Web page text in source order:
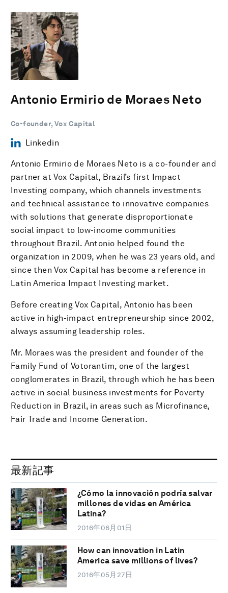
Antonio Ermirio de Moraes Neto
Co-founder, Vox Capital
Linkedin
Antonio Ermirio de Moraes Neto is a co-founder and
partner at Vox Capital, Brazil’s first Impact
Investing company, which channels investments
and technical assistance to innovative companies
with solutions that generate disproportionate
social impact to low-income communities
throughout Brazil. Antonio helped found the
organization in 2009, when he was 23 years old, and
since then Vox Capital has become a reference in
Latin America Impact Investing market.
Before creating Vox Capital, Antonio has been
active in high-impact entrepreneurship since 2002,
always assuming leadership roles.
Mr. Moraes was the president and founder of the
Family Fund of Votorantim, one of the largest
conglomerates in Brazil, through which he has been
active in social business investments for Poverty
Reduction in Brazil, in areas such as Microfinance,
Fair Trade and Income Generation.
最新記事
¿Cómo la innovación podría salvar
millones de vidas en América
Latina?
2016年06月01日
How can innovation in Latin
America save millions of lives?
2016年05月27日